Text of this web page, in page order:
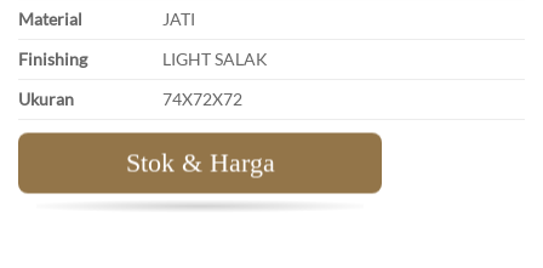
Material
JATI
Finishing
LIGHT SALAK
Ukuran
74X72X72
Stok & Harga